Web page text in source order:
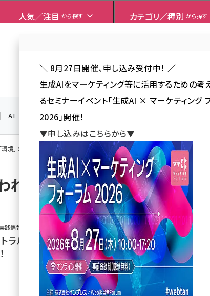
担当者Forum
人気／注目 から探す カテゴリ／種別 から探す
AI SNS アクセス解析／データ分析
環境」 が使われている記事の一覧
れている記事の一覧
践情報
ラルになっ
＼ 8月27日開催、申し込み受付中！ ／
生成AIをマーケティング等に活用するための考
るセミナーイベント「生成AI × マーケティング
2026」開催！
▼申し込みはこちらから▼